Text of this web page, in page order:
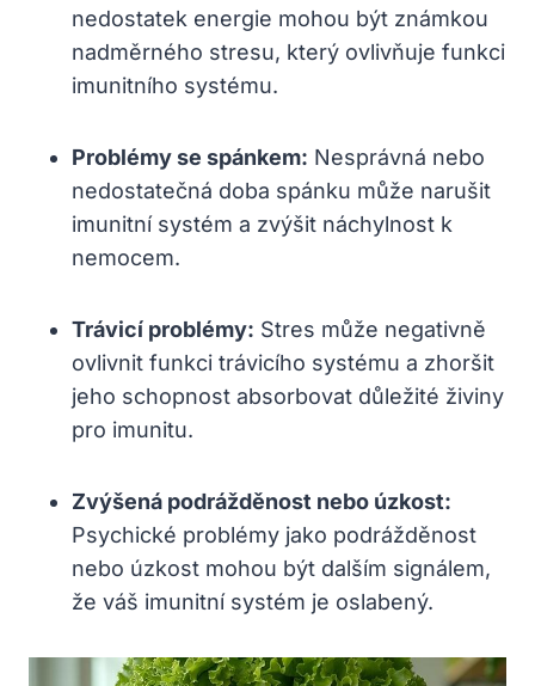
nedostatek energie mohou být známkou
nadměrného stresu, který ovlivňuje funkci
imunitního systému.
Problémy se spánkem: Nesprávná nebo
nedostatečná doba spánku může narušit
imunitní systém a zvýšit náchylnost k
nemocem.
Trávicí problémy: Stres může negativně
ovlivnit funkci trávicího systému a zhoršit
jeho schopnost absorbovat důležité živiny
pro imunitu.
Zvýšená podrážděnost nebo úzkost:
Psychické problémy jako podrážděnost
nebo úzkost mohou být dalším signálem,
že váš imunitní systém je oslabený.